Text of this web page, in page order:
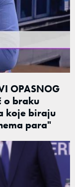
OPASNOG
o braku
koje biraju
para"